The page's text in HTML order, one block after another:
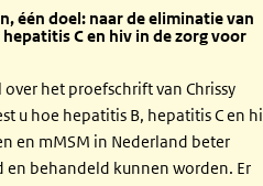
één doel: naar de eliminatie van
C en hiv in de zorg voor
het proefschrift van Chrissy
u hoe hepatitis B, hepatitis C en
en mMSM in Nederland beter
en behandeld kunnen worden. Er